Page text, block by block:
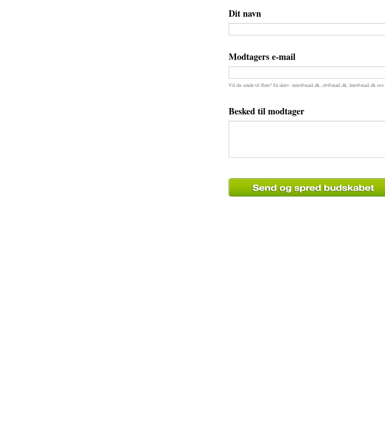
Dit navn
Modtagers e-mail
Vil du sende til flere? Så skriv: mm@mail.dk, cb@mail.dk, hm@mail.dk osv.
Besked til modtager